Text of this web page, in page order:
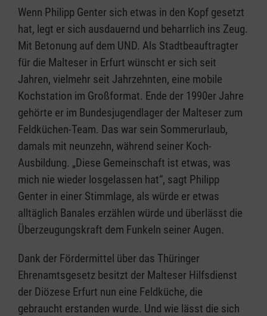
Wenn Philipp Genter sich etwas in den Kopf gesetzt
hat, legt er sich ausdauernd und beharrlich ins Zeug.
Mit Betonung auf dem UND. Als Stadtbeauftragter
für die Malteser in Erfurt wünscht er sich seit
Jahren, vielmehr seit Jahrzehnten, eine mobile
Kochstation im Großformat. Ende der 1990er Jahre
gehörte er im Bundesjugendlager der Malteser zum
Feldküchen-Team. Das war sein Sommerurlaub,
damals mit neunzehn, während seiner Koch-
Ausbildung. „Diese Gemeinschaft ist etwas, was
mich nie wieder losgelassen hat“, sagt Philipp
Genter in einer Stimmlage, als würde er etwas
alltäglich Banales erzählen würde und überlässt die
Überzeugungskraft dem Funkeln seiner Augen.
Dank der Fördermittel über das Thüringer
Ehrenamtsgesetz besitzt der Malteser Hilfsdienst
der Diözese Erfurt nun eine Feldküche, die
gebraucht erstanden wurde. Und wie lässt die sich